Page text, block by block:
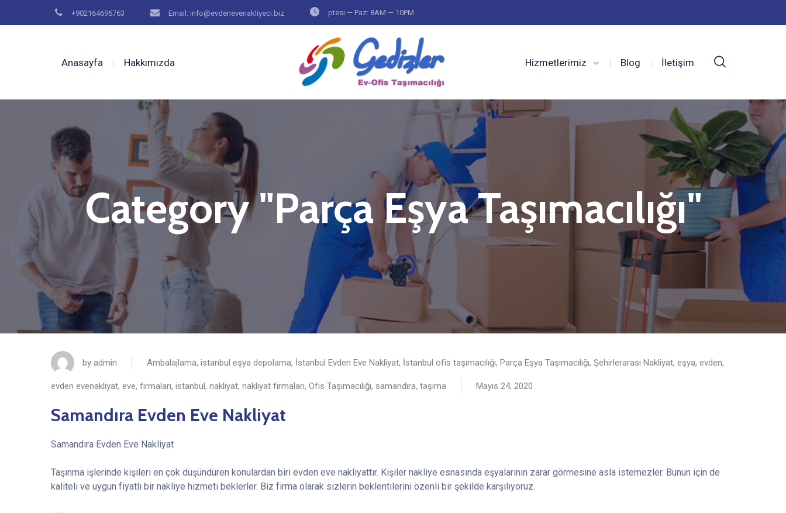
+902164696763 Email: info@evdenevenakliyeci.biz ptesi — Paz: 8AM — 10PM
Anasayfa Hakkımızda Hizmetlerimiz Blog İletişim
Category "Parça Eşya Taşımacılığı"
by admin Ambalajlama, istanbul eşya depolama, İstanbul Evden Eve Nakliyat, İstanbul ofis taşımacılığı, Parça Eşya Taşımacılığı, Şehirlerarası Nakliyat, eşya, evden,
evden evenakliyat, eve, firmaları, istanbul, nakliyat, nakliyat firmaları, Ofis Taşımacılığı, samandıra, taşıma Mayıs 24, 2020
Samandıra Evden Eve Nakliyat
Samandıra Evden Eve Nakliyat
Taşınma işlerinde kişileri en çok düşündüren konulardan biri evden eve nakliyattır. Kişiler nakliye esnasında eşyalarının zarar görmesine asla istemezler. Bunun için de
kaliteli ve uygun fiyatlı bir nakliye hizmeti beklerler. Biz firma olarak sizlerin beklentilerini özenli bir şekilde karşılıyoruz.